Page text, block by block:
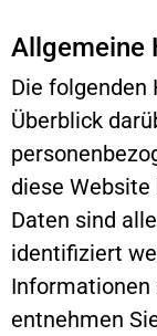
Allgemeine
Die folgenden
Überblick
diese Website
Daten sind
identifiziert
Informationen
entnehmen